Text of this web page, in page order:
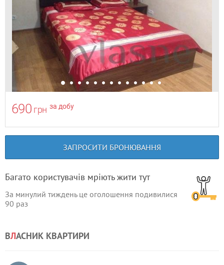
690 грн за добу
ЗАПРОСИТИ БРОНЮВАННЯ
Багато користувачів мріють жити тут
За минулий тиждень це оголошення подивилися
90 раз
ВЛАСНИК КВАРТИРИ